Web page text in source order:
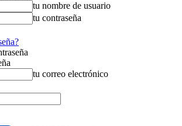
tu nombre de usuario
tu contraseña
tu correo electrónico